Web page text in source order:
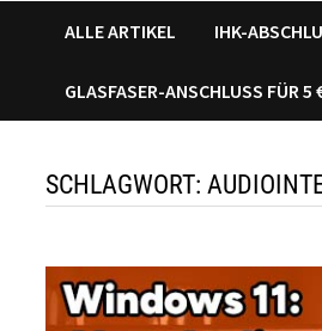
ALLE ARTIKEL IHK-
GLASFASER-ANSCHLUSS FÜR 5
SCHLAGWORT: